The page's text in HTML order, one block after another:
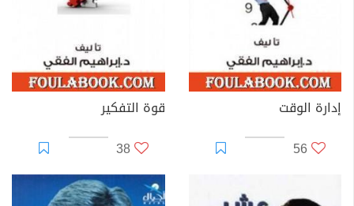
إدارة الوقت
56
قوة التفكير
38